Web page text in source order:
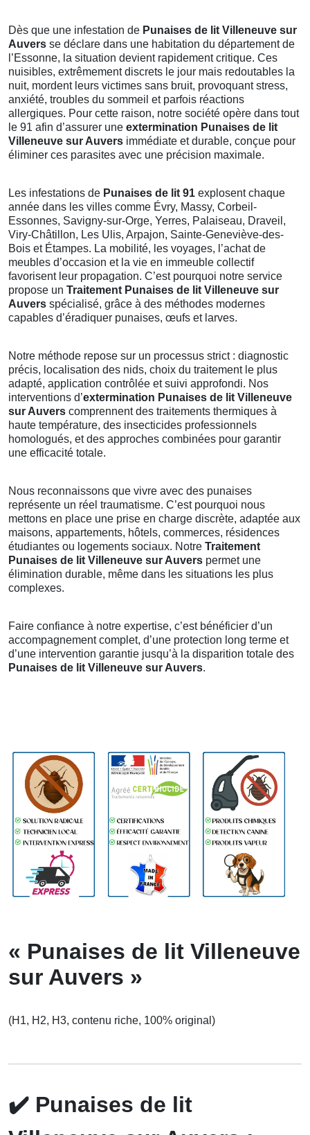
Dès que une infestation de Punaises de lit Villeneuve sur
Auvers se déclare dans une habitation du département de
l’Essonne, la situation devient rapidement critique. Ces
nuisibles, extrêmement discrets le jour mais redoutables la
nuit, mordent leurs victimes sans bruit, provoquant stress,
anxiété, troubles du sommeil et parfois réactions
allergiques. Pour cette raison, notre société opère dans tout
le 91 afin d’assurer une extermination Punaises de lit
Villeneuve sur Auvers immédiate et durable, conçue pour
éliminer ces parasites avec une précision maximale.
Les infestations de Punaises de lit 91 explosent chaque
année dans les villes comme Évry, Massy, Corbeil-
Essonnes, Savigny-sur-Orge, Yerres, Palaiseau, Draveil,
Viry-Châtillon, Les Ulis, Arpajon, Sainte-Geneviève-des-
Bois et Étampes. La mobilité, les voyages, l’achat de
meubles d’occasion et la vie en immeuble collectif
favorisent leur propagation. C’est pourquoi notre service
propose un Traitement Punaises de lit Villeneuve sur
Auvers spécialisé, grâce à des méthodes modernes
capables d’éradiquer punaises, œufs et larves.
Notre méthode repose sur un processus strict : diagnostic
précis, localisation des nids, choix du traitement le plus
adapté, application contrôlée et suivi approfondi. Nos
interventions d’extermination Punaises de lit Villeneuve
sur Auvers comprennent des traitements thermiques à
haute température, des insecticides professionnels
homologués, et des approches combinées pour garantir
une efficacité totale.
Nous reconnaissons que vivre avec des punaises
représente un réel traumatisme. C’est pourquoi nous
mettons en place une prise en charge discrète, adaptée aux
maisons, appartements, hôtels, commerces, résidences
étudiantes ou logements sociaux. Notre Traitement
Punaises de lit Villeneuve sur Auvers permet une
élimination durable, même dans les situations les plus
complexes.
Faire confiance à notre expertise, c’est bénéficier d’un
accompagnement complet, d’une protection long terme et
d’une intervention garantie jusqu’à la disparition totale des
Punaises de lit Villeneuve sur Auvers.
« Punaises de lit Villeneuve
sur Auvers »
(H1, H2, H3, contenu riche, 100% original)
✔️ Punaises de lit